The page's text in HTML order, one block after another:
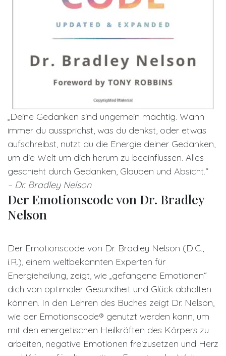
„Deine Gedanken sind ungemein mächtig. Wann
immer du aussprichst, was du denkst, oder etwas
aufschreibst, nutzt du die Energie deiner Gedanken,
um die Welt um dich herum zu beeinflussen. Alles
geschieht durch Gedanken, Glauben und Absicht.“
– Dr. Bradley Nelson
Der Emotionscode von Dr. Bradley
Nelson
Der Emotionscode von Dr. Bradley Nelson (D.C.,
i.R.), einem weltbekannten Experten für
Energieheilung, zeigt, wie „gefangene Emotionen“
dich von optimaler Gesundheit und Glück abhalten
können. In den Lehren des Buches zeigt Dr. Nelson,
wie der Emotionscode® genutzt werden kann, um
mit den energetischen Heilkräften des Körpers zu
arbeiten, negative Emotionen freizusetzen und Herz